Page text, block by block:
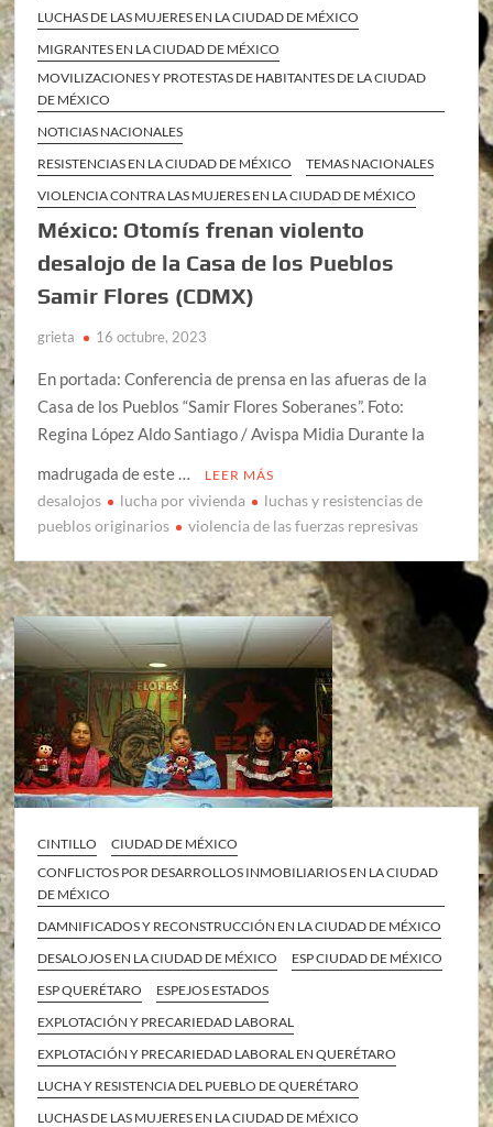
LUCHAS DE LAS MUJERES EN LA CIUDAD DE MÉXICO
MIGRANTES EN LA CIUDAD DE MÉXICO
MOVILIZACIONES Y PROTESTAS DE HABITANTES DE LA CIUDAD
DE MÉXICO
NOTICIAS NACIONALES
RESISTENCIAS EN LA CIUDAD DE MÉXICO
TEMAS NACIONALES
VIOLENCIA CONTRA LAS MUJERES EN LA CIUDAD DE MÉXICO
México: Otomís frenan violento
desalojo de la Casa de los Pueblos
Samir Flores (CDMX)
grieta 16 octubre, 2023
En portada: Conferencia de prensa en las afueras de la
Casa de los Pueblos “Samir Flores Soberanes”. Foto:
Regina López Aldo Santiago / Avispa Midia Durante la
madrugada de este …
LEER MÁS
desalojos lucha por vivienda
luchas y resistencias de
pueblos originarios
violencia de las fuerzas represivas
CINTILLO
CIUDAD DE MÉXICO
CONFLICTOS POR DESARROLLOS INMOBILIARIOS EN LA CIUDAD
DE MÉXICO
DAMNIFICADOS Y RECONSTRUCCIÓN EN LA CIUDAD DE MÉXICO
DESALOJOS EN LA CIUDAD DE MÉXICO
ESP CIUDAD DE MÉXICO
ESP QUERÉTARO
ESPEJOS ESTADOS
EXPLOTACIÓN Y PRECARIEDAD LABORAL
EXPLOTACIÓN Y PRECARIEDAD LABORAL EN QUERÉTARO
LUCHA Y RESISTENCIA DEL PUEBLO DE QUERÉTARO
LUCHAS DE LAS MUJERES EN LA CIUDAD DE MÉXICO